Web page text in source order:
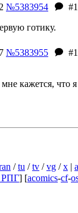
№5383954
готику.
№5383955
кажется, что
/tu /tv /vg /x | a
РПГ] [acomics-cf-